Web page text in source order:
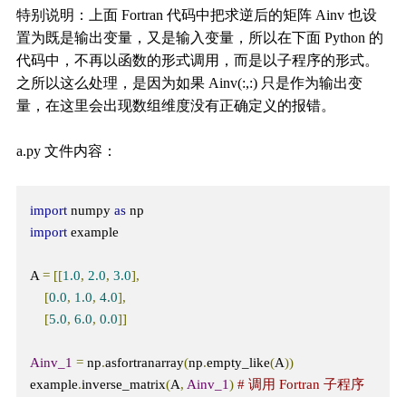
特别说明：上面 Fortran 代码中把求逆后的矩阵 Ainv 也设
置为既是输出变量，又是输入变量，所以在下面 Python 的
代码中，不再以函数的形式调用，而是以子程序的形式。
之所以这么处理，是因为如果 Ainv(:,:) 只是作为输出变
量，在这里会出现数组维度没有正确定义的报错。
a.py 文件内容：
import numpy as
import example
A = [[1.0, 2.0, 3.0],
[0.0, 1.0, 4.0],
[5.0, 6.0, 0.0]]
Ainv_1 = np.asfortranarray(np.empty_like(A))
example.inverse_matrix(A, Ainv_1) # 调用 Fortran 子程序